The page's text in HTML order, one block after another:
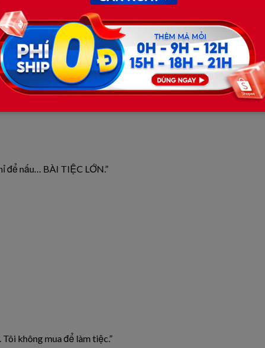
hoa quả nhưng ném phịch lên bàn như cho có lệ.
câu nửa đùa nửa thật:
để nấu… BÀI TIỆC LỚN.”
không mua để làm tiệc.”